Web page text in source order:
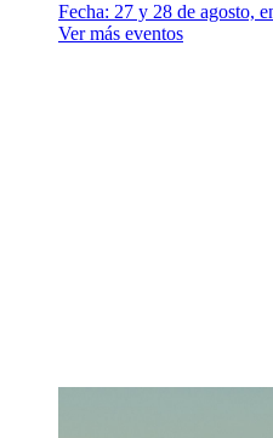
Fecha: 27 y 28 de agosto,
Ver más eventos